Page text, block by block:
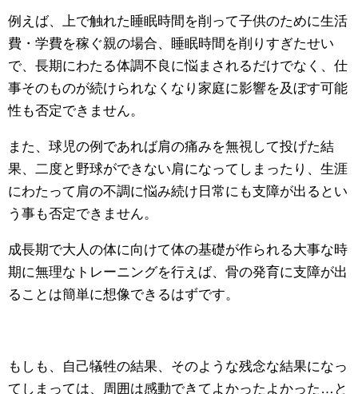
例えば、上で触れた睡眠時間を削って子供のために生活
費・学費を稼ぐ親の場合、睡眠時間を削りすぎたせい
で、長期にわたる体調不良に悩まされるだけでなく、仕
事そのものが続けられなくなり家庭に影響を及ぼす可能
性も否定できません。
また、球児の例であれば肩の痛みを無視して投げた結
果、二度と野球ができない肩になってしまったり、生涯
にわたって肩の不調に悩み続け日常にも支障が出るとい
う事も否定できません。
成長期で大人の体に向けて体の基礎が作られる大事な時
期に無理なトレーニングを行えば、骨の発育に支障が出
ることは簡単に想像できるはずです。
もしも、自己犠牲の結果、そのような残念な結果になっ
てしまっては、周囲は感動できてよかったよかった…と